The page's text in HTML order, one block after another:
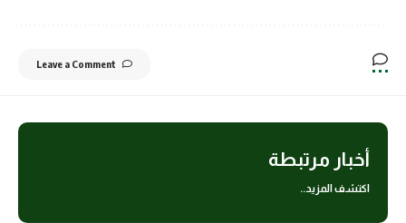
Leave a Comment
أخبار مرتبطة
اكتشف المزيد..